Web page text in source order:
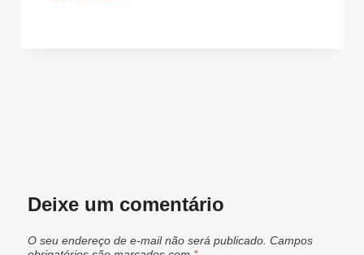
Deixe um comentário
O seu endereço de e-mail não será publicado. Campos